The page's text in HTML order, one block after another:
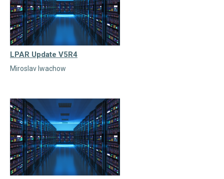
LPAR Update V5R4
Miroslav Iwachow